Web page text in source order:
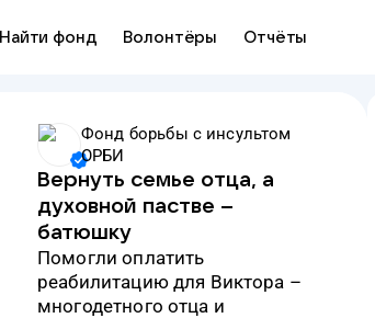
Найти фонд Волонтёры Отчёты
Фонд борьбы с инсультом
ОРБИ
Вернуть семье отца, а
духовной пастве –
батюшку
Помогли оплатить
реабилитацию для Виктора –
многодетного отца и